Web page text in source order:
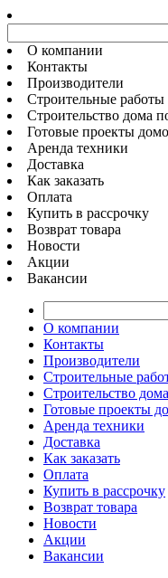
О компании
Контакты
Производители
Строительные работы
Строительство дома
Готовые проекты
Аренда техники
Доставка
Как заказать
Оплата
Купить в рассрочку
Возврат товара
Новости
Акции
Вакансии
О компании
Контакты
Производители
Строительные
Строительство
Готовые проекты
Аренда техники
Доставка
Как заказать
Оплата
Купить в рассрочку
Возврат товара
Новости
Акции
Вакансии